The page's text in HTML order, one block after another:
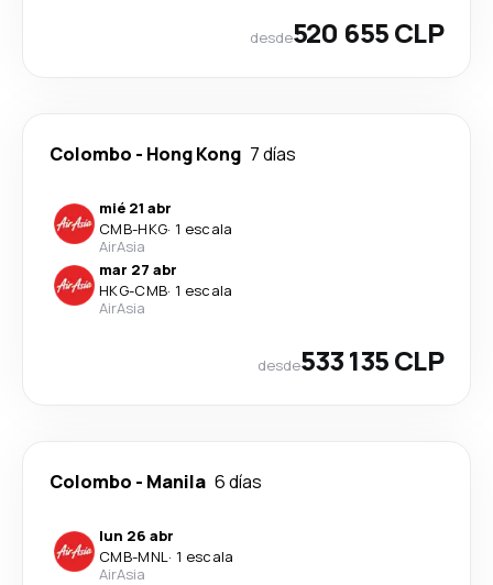
desde520 655 CLP
Colombo - Hong Kong 7 días
mié 21 abr
CMB-HKG· 1 escala
AirAsia
mar 27 abr
HKG-CMB· 1 escala
AirAsia
desde533 135 CLP
Colombo - Manila 6 días
lun 26 abr
CMB-MNL· 1 escala
AirAsia